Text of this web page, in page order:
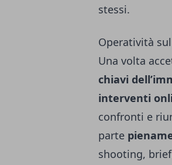
stessi.
Operatività
Una volta
chiavi
interventi
confronti e
parte
shooting,